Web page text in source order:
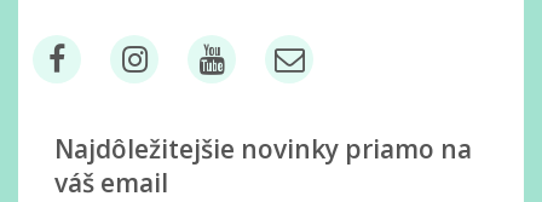
Najdôležitejšie novinky priamo na
váš email